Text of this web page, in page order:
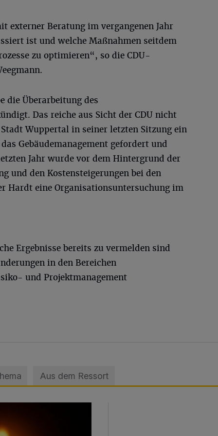
externer Beratung im vergangenen Jahr
ist und welche Maßnahmen seitdem
zu optimieren“, so die CDU-
die Überarbeitung des
Das reiche aus Sicht der CDU nicht
Wuppertal in seiner letzten Sitzung ein
Gebäudemanagement gefordert und
Jahr wurde vor dem Hintergrund der
und den Kostensteigerungen bei den
Hardt eine Organisationsuntersuchung im
Ergebnisse bereits zu vermelden sind
in den Bereichen
und Projektmanagement
Aus dem Ressort